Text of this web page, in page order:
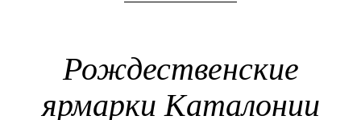
Рождественские
ярмарки Каталонии